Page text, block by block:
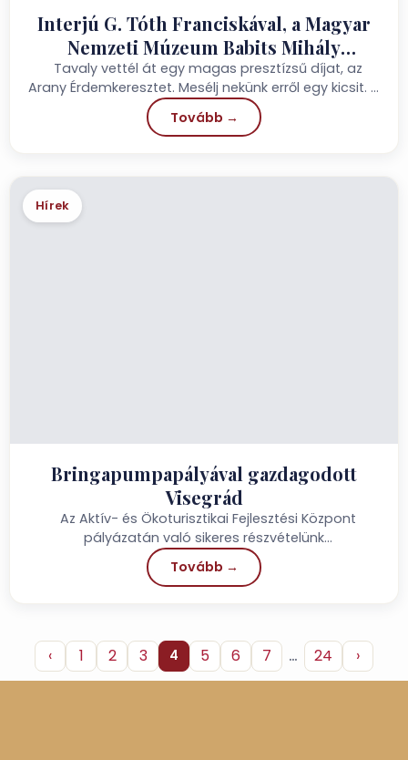
Interjú G. Tóth Franciskával, a Magyar
Nemzeti Múzeum Babits Mihály
Emlékházának irodalmi muzeológusával
Tavaly vettél át egy magas presztízsű díjat, az
Arany Érdemkeresztet. Mesélj nekünk erről egy kicsit. A
kitüntetésre...
Tovább →
Hírek
Bringapumpapályával gazdagodott
Visegrád
Az Aktív- és Ökoturisztikai Fejlesztési Központ
pályázatán való sikeres részvételünk
eredményeképpen Visegrádon is megépülhetett egy
minden nemében...
Tovább →
‹ 1 2 3 4 5 6 7 … 24 ›